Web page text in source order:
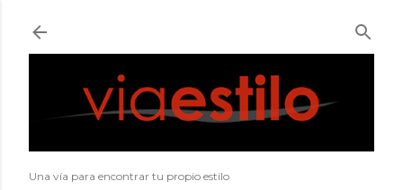
Una vía para encontrar tu propio estilo